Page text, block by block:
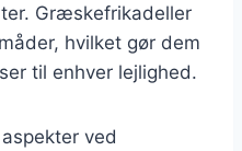
Græskefrikadeller
hvilket gør dem
til enhver lejlighed.
ved